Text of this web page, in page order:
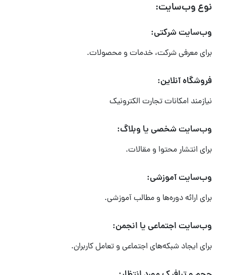
نوع وب‌سایت:
وب‌سایت شرکتی:
برای معرفی شرکت، خدمات و محصولات.
فروشگاه آنلاین:
نیازمند امکانات تجارت الکترونیک
وب‌سایت شخصی یا وبلاگ:
برای انتشار محتوا و مقالات.
وب‌سایت آموزشی:
برای ارائه دوره‌ها و مطالب آموزشی.
وب‌سایت اجتماعی یا انجمن:
برای ایجاد شبکه‌های اجتماعی و تعامل کاربران.